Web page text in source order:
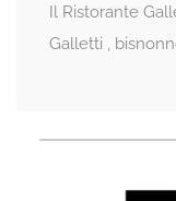
Il Ristorante
Galletti ,